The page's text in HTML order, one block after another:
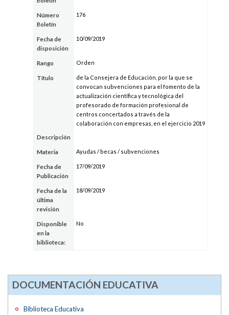
Número
Boletín
176
Fecha de
disposición
10/09/2019
Rango Orden
Título
de la Consejera de Educación, por la que se
convocan subvenciones para el fomento de la
actualización científica y tecnológica del
profesorado de formación profesional de
centros concertados a través de la
colaboración con empresas, en el ejercicio 2019
Descripción
Materia Ayudas / becas / subvenciones
Fecha de
Publicación
17/09/2019
Fecha de la
última
revisión
18/09/2019
Disponible
en la
biblioteca:
No
DOCUMENTACIÓN EDUCATIVA
Biblioteca Educativa